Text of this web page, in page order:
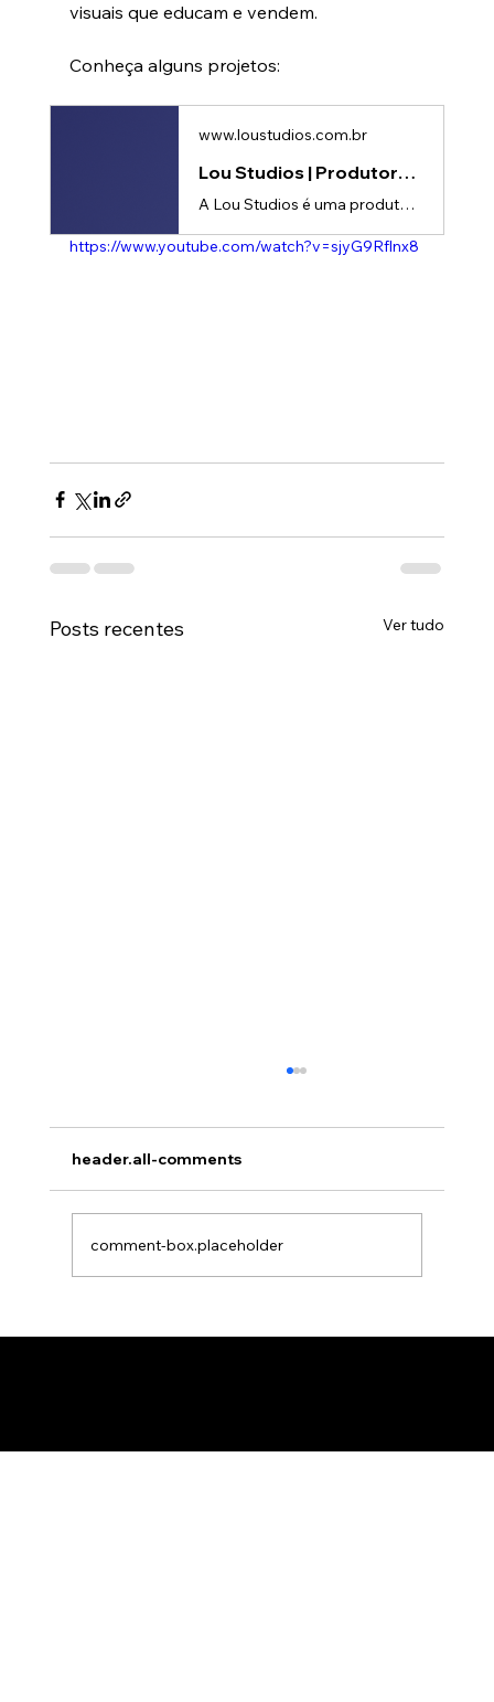
visuais que educam e vendem.
Conheça alguns projetos:
www.loustudios.com.br
Lou Studios | Produtora de vídeos
A Lou Studios é uma produtora de vídeos, especializada em motion design, animação 2D e 3D. Temos o vídeo certo para suas redes sociais!
https://www.youtube.com/watch?v=sjyG9Rflnx8
Posts recentes Ver tudo
header.all-comments
comment-box.placeholder